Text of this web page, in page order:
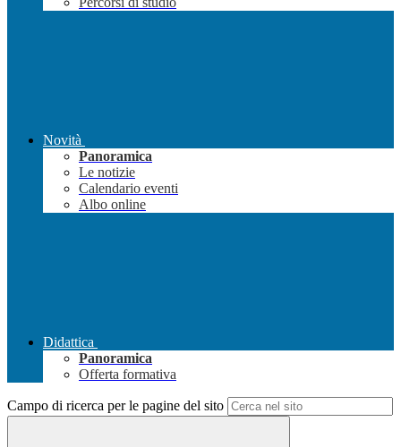
Novità
Panoramica
Le notizie
Calendario eventi
Albo online
Didattica
Panoramica
Offerta formativa
Campo di ricerca per le pagine del sito